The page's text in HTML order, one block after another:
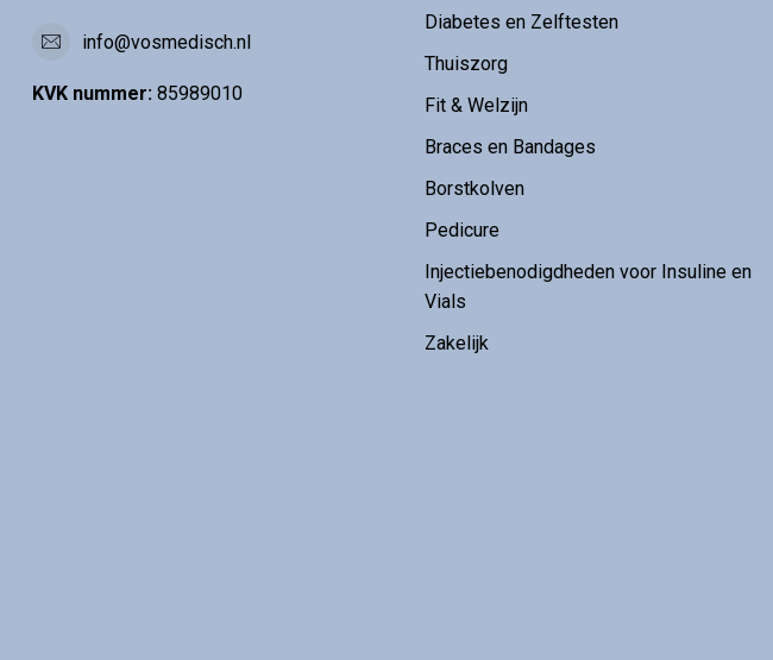
info@vosmedisch.nl
KVK nummer: 85989010
Diabetes en Zelftesten
Thuiszorg
Fit & Welzijn
Braces en Bandages
Borstkolven
Pedicure
Injectiebenodigdheden voor Insuline en
Vials
Zakelijk